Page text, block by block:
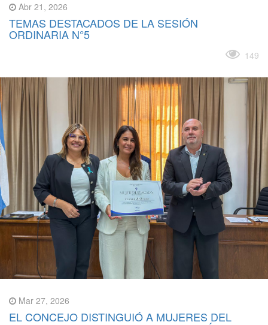
Abr 21, 2026
TEMAS DESTACADOS DE LA SESIÓN
ORDINARIA N°5
149
Mar 27, 2026
EL CONCEJO DISTINGUIÓ A MUJERES DEL